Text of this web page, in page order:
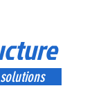
solutions